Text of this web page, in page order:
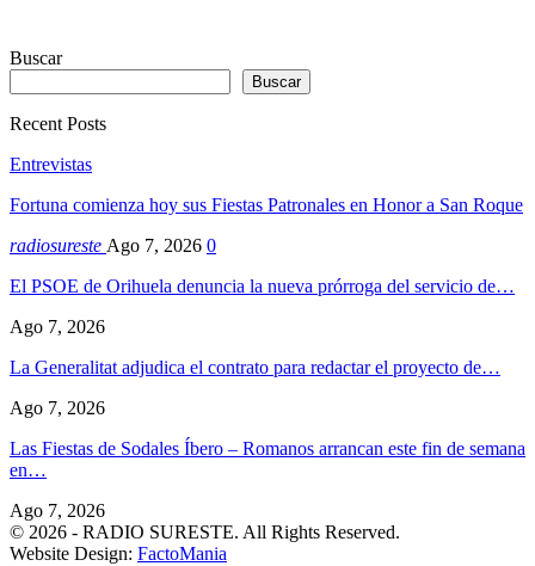
Buscar
Buscar
Recent Posts
Entrevistas
Fortuna comienza hoy sus Fiestas Patronales en Honor a San Roque
radiosureste Ago 7, 2026 0
El PSOE de Orihuela denuncia la nueva prórroga del servicio de…
Ago 7, 2026
La Generalitat adjudica el contrato para redactar el proyecto de…
Ago 7, 2026
Las Fiestas de Sodales Íbero – Romanos arrancan este fin de semana
en…
Ago 7, 2026
© 2026 - RADIO SURESTE. All Rights Reserved.
Website Design: FactoMania